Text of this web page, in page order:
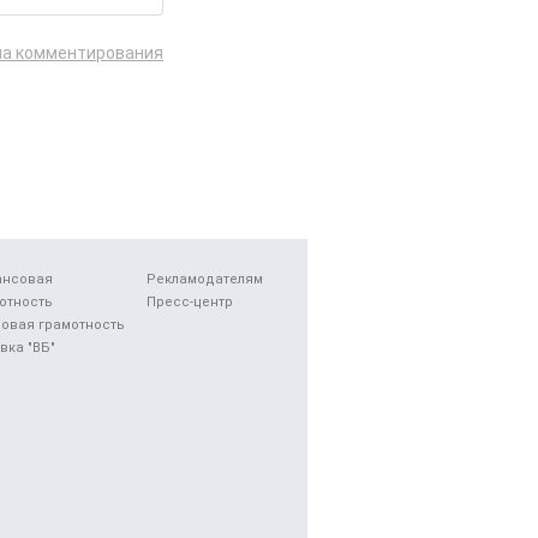
комментирования
грамотность
"ВБ"
Рекламодателям
Пресс-центр